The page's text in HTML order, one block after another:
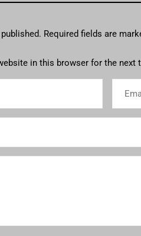
Required fields are
in this browser for the next